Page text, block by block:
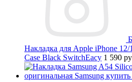
Накладка для Apple iPhone
Case Black SwitchEacy 1 590